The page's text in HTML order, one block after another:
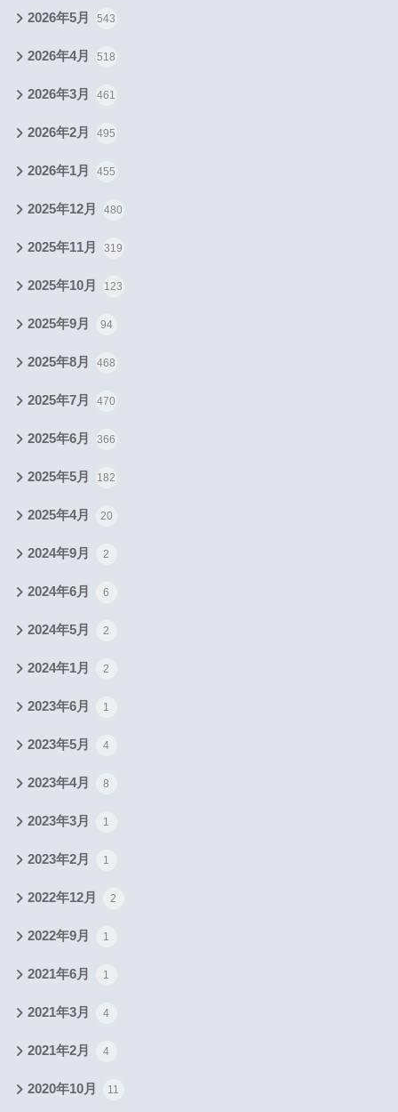
2026年5月 543
2026年4月 518
2026年3月 461
2026年2月 495
2026年1月 455
2025年12月 480
2025年11月 319
2025年10月 123
2025年9月 94
2025年8月 468
2025年7月 470
2025年6月 366
2025年5月 182
2025年4月 20
2024年9月 2
2024年6月 6
2024年5月 2
2024年1月 2
2023年6月 1
2023年5月 4
2023年4月 8
2023年3月 1
2023年2月 1
2022年12月 2
2022年9月 1
2021年6月 1
2021年3月 4
2021年2月 4
2020年10月 11